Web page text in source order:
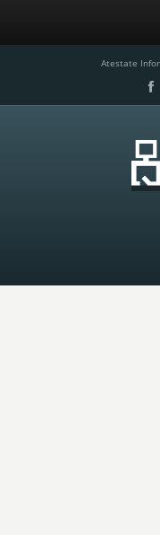
Atestate